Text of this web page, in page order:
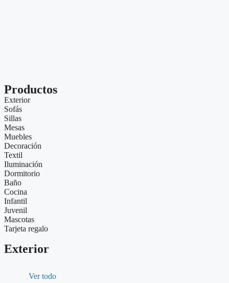
Productos
Exterior
Sofás
Sillas
Mesas
Muebles
Decoración
Textil
Iluminación
Dormitorio
Baño
Cocina
Infantil
Juvenil
Mascotas
Tarjeta regalo
Exterior
Ver todo